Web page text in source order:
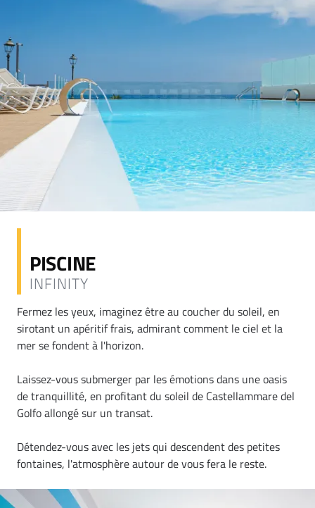
PISCINE
INFINITY
Fermez les yeux, imaginez être au coucher du soleil, en
sirotant un apéritif frais, admirant comment le ciel et la
mer se fondent à l'horizon.
Laissez-vous submerger par les émotions dans une oasis
de tranquillité, en profitant du soleil de Castellammare del
Golfo allongé sur un transat.
Détendez-vous avec les jets qui descendent des petites
fontaines, l'atmosphère autour de vous fera le reste.